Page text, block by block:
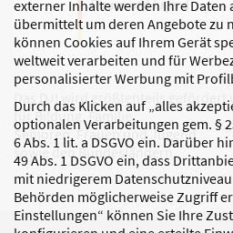
externer Inhalte werden Ihre
übermittelt um deren Angebote zu
können Cookies auf Ihrem Gerät
weltweit verarbeiten und für
personalisierter Werbung mit
Durch das Klicken auf „alles
optionalen Verarbeitungen gem. §
6 Abs. 1 lit. a DSGVO ein. Darüber
49 Abs. 1 DSGVO ein, dass
mit niedrigerem
Behörden möglicherweise Zugriff
Einstellungen“ können Sie Ihre
Das DJI wird größtenteils gefördert
für Bildung, Familie,
Senioren, Frauen und Jugend
sowie den Bundesländern.